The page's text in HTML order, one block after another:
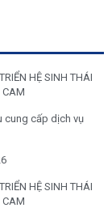
HỆ SINH THÁI
CAM
cung cấp dịch vụ
HỆ SINH THÁI
CAM